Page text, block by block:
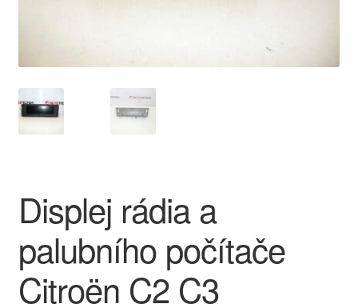
Obchodní podmínky
Ochrana osobních údajů
Reklamace
Reklamační řád
Displej rádia a
palubního počítače
Citroën C2 C3